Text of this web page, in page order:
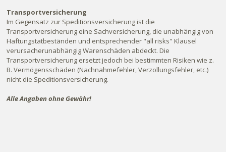
Transportversicherung
Im Gegensatz zur Speditionsversicherung ist die
Transportversicherung eine Sachversicherung, die unabhängig von
Haftungstatbeständen und entsprechender "all risks" Klausel
verursacherunabhängig Warenschäden abdeckt. Die
Transportversicherung ersetzt jedoch bei bestimmten Risiken wie z.
B. Vermögensschäden (Nachnahmefehler, Verzollungsfehler, etc.)
nicht die Speditionsversicherung.
Alle Angaben ohne Gewähr!